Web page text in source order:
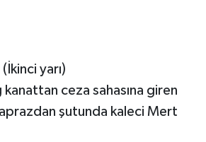
yarı)
ceza sahasına giren
şutunda kaleci Mert